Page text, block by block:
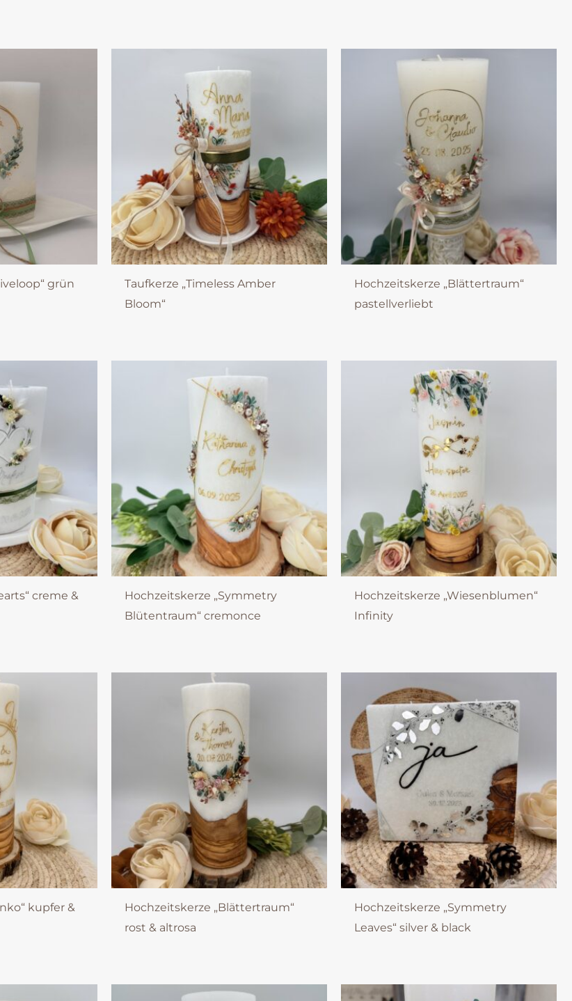
grün
Taufkerze „Timeless Amber
Bloom“
Hochzeitskerze „Blättertraum“
pastellverliebt
creme &
Hochzeitskerze „Symmetry
Blütentraum“ cremonce
Hochzeitskerze „Wiesenblumen“
Infinity
kupfer &
Hochzeitskerze „Blättertraum“
rost & altrosa
Hochzeitskerze „Symmetry
Leaves“ silver & black